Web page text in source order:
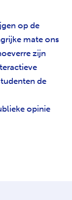
op de
mate ons
zijn
de
opinie